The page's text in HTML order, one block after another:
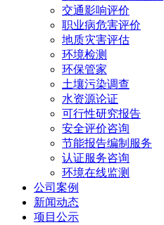
交通影响评价
职业病危害评价
地质灾害评估
环境检测
环保管家
土壤污染调查
水资源论证
可行性研究报告
安全评价咨询
节能报告编制服务
认证服务咨询
环境在线监测
公司案例
新闻动态
项目公示